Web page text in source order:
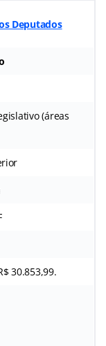
Deputados
(áreas
30.853,99.